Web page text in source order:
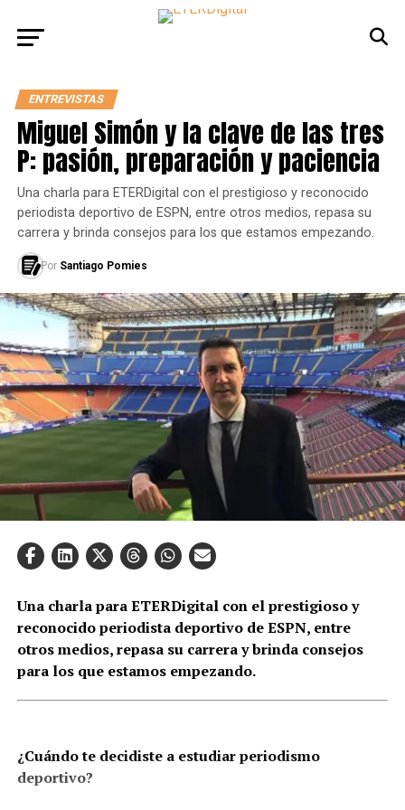
ENTREVISTAS
Miguel Simón y la clave de las tres
P: pasión, preparación y paciencia
Una charla para ETERDigital con el prestigioso y reconocido
periodista deportivo de ESPN, entre otros medios, repasa su
carrera y brinda consejos para los que estamos empezando.
Por Santiago Pomies
Una charla para ETERDigital con el prestigioso y
reconocido periodista deportivo de ESPN, entre
otros medios, repasa su carrera y brinda consejos
para los que estamos empezando.
¿Cuándo te decidiste a estudiar periodismo
deportivo?